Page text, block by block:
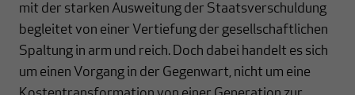
mit der starken Ausweitung der Staatsverschuldung
begleitet von einer Vertiefung der gesellschaftlichen
Spaltung in arm und reich. Doch dabei handelt es sich
um einen Vorgang in der Gegenwart, nicht um eine